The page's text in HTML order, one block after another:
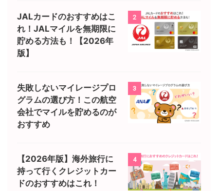
2
JALカードのおすすめはこ
れ！JALマイルを無期限に
貯める方法も！【2026年
版】
3
失敗しないマイレージプロ
グラムの選び方！この航空
会社でマイルを貯めるのが
おすすめ
4
【2026年版】海外旅行に
持って行くクレジットカー
ドのおすすめはこれ！